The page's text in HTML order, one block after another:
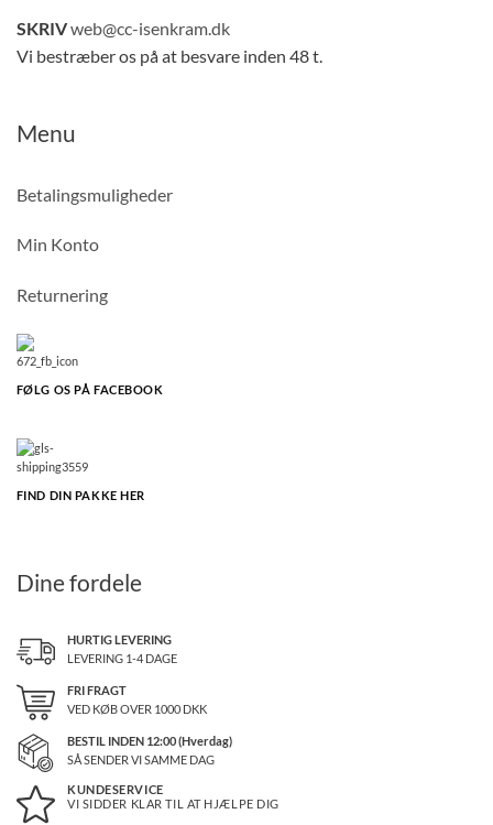
SKRIVweb@cc-isenkram.dk
Vi bestræber os på at besvare inden 48 t.
Menu
Betalingsmuligheder
Min Konto
Returnering
FØLG OS PÅ FACEBOOK
FIND DIN PAKKE HER
Dine fordele
HURTIG LEVERING
LEVERING 1-4 DAGE
FRI FRAGT
VED KØB OVER 1000DKK
BESTIL INDEN 12:00 (Hverdag)
SÅ SENDER VI SAMME DAG
KUNDESERVICE
VI SIDDER KLAR TIL AT HJÆLPE DIG